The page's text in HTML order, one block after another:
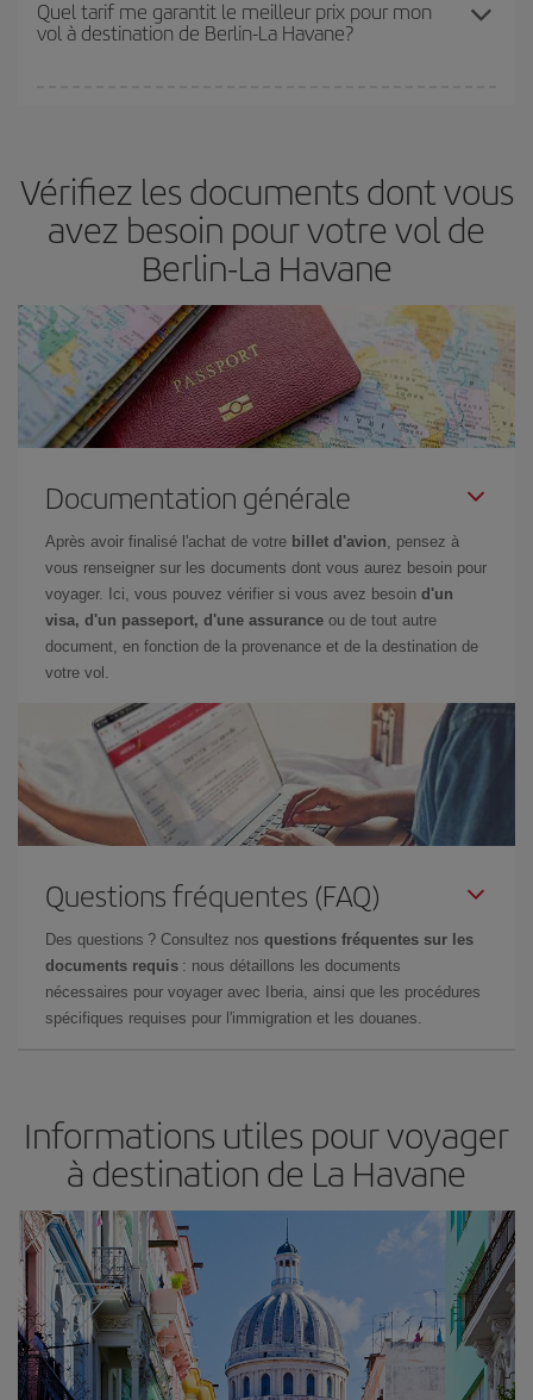
disponibilité ou de l'épuisement des tarifs les plus économiques
Quel tarif me garantit le meilleur prix pour mon
vol à destination de Berlin-La Havane?
Vérifiez les documents dont vous
avez besoin pour votre vol de
Berlin-La Havane
Documentation générale
Après avoir finalisé l'achat de votre billet d'avion, pensez à
vous renseigner sur les documents dont vous aurez besoin pour
voyager. Ici, vous pouvez vérifier si vous avez besoin d'un
visa, d'un passeport, d'une assurance ou de tout autre
document, en fonction de la provenance et de la destination de
votre vol.
Questions fréquentes (FAQ)
Des questions ? Consultez nos questions fréquentes sur les
documents requis : nous détaillons les documents
nécessaires pour voyager avec Iberia, ainsi que les procédures
spécifiques requises pour l'immigration et les douanes.
Informations utiles pour voyager
à destination de La Havane